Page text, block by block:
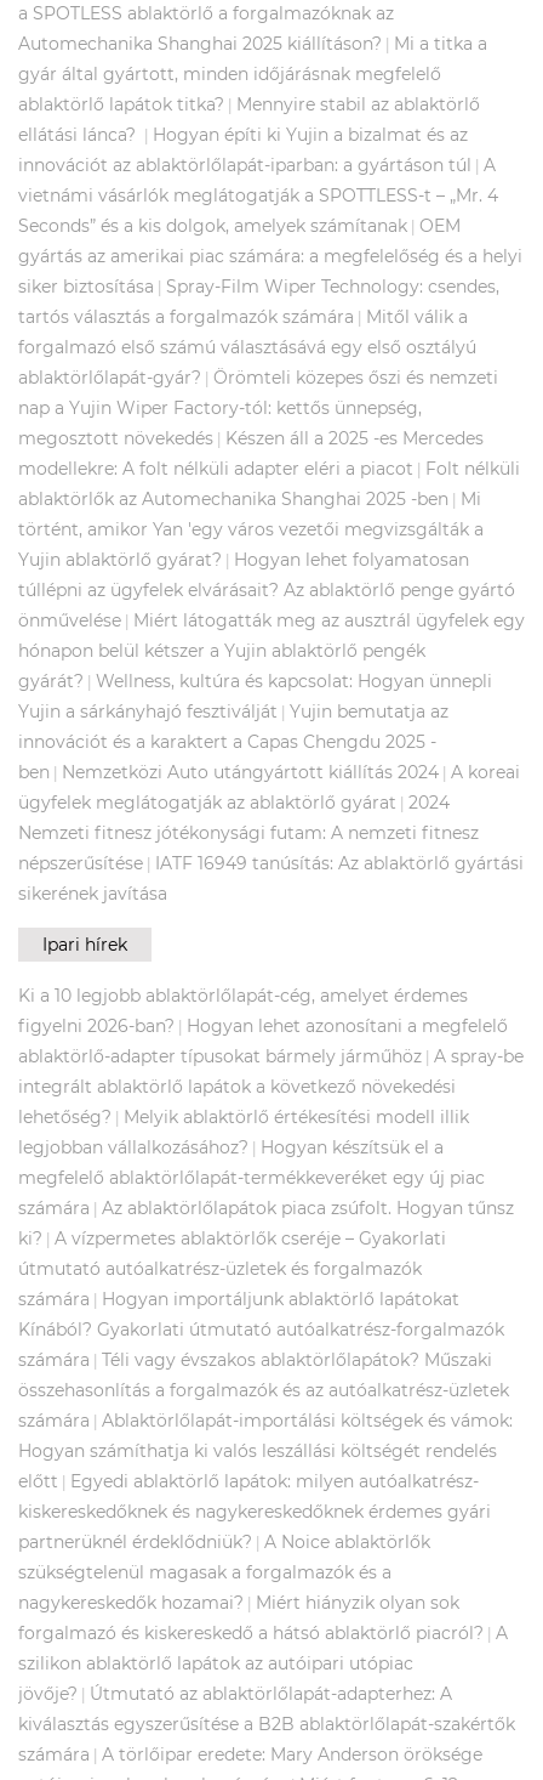
a SPOTLESS ablaktörlő a forgalmazóknak az
Automechanika Shanghai 2025 kiállításon?
Mi a titka a
gyár által gyártott, minden időjárásnak megfelelő
ablaktörlő lapátok titka?
Mennyire stabil az ablaktörlő
ellátási lánca?
Hogyan építi ki Yujin a bizalmat és az
innovációt az ablaktörlőlapát-iparban: a gyártáson túl
A
vietnámi vásárlók meglátogatják a SPOTTLESS-t – „Mr. 4
Seconds” és a kis dolgok, amelyek számítanak OEM
gyártás az amerikai piac számára: a megfelelőség és a helyi
siker biztosítása
Spray-Film Wiper Technology: csendes,
tartós választás a forgalmazók számára
Mitől válik a
forgalmazó első számú választásává egy első osztályú
ablaktörlőlapát-gyár?
Örömteli közepes őszi és nemzeti
nap a Yujin Wiper Factory-tól: kettős ünnepség,
megosztott növekedés
Készen áll a 2025 -es Mercedes
modellekre: A folt nélküli adapter eléri a piacot
Folt nélküli
ablaktörlők az Automechanika Shanghai 2025 -ben
Mi
történt, amikor Yan 'egy város vezetői megvizsgálták a
Yujin ablaktörlő gyárat?
Hogyan lehet folyamatosan
túllépni az ügyfelek elvárásait? Az ablaktörlő penge gyártó
önművelése
Miért látogatták meg az ausztrál ügyfelek egy
hónapon belül kétszer a Yujin ablaktörlő pengék
gyárát?
Wellness, kultúra és kapcsolat: Hogyan ünnepli
Yujin a sárkányhajó fesztiválját
Yujin bemutatja az
innovációt és a karaktert a Capas Chengdu 2025 -
ben
Nemzetközi Auto utángyártott kiállítás 2024 A koreai
ügyfelek meglátogatják az ablaktörlő gyárat
2024
Nemzeti fitnesz jótékonysági futam: A nemzeti fitnesz
népszerűsítése
IATF 16949 tanúsítás: Az ablaktörlő gyártási
sikerének javítása
Ipari hírek
Ki a 10 legjobb ablaktörlőlapát-cég, amelyet érdemes
figyelni 2026-ban?
Hogyan lehet azonosítani a megfelelő
ablaktörlő-adapter típusokat bármely járműhöz A spray-be
integrált ablaktörlő lapátok a következő növekedési
lehetőség?
Melyik ablaktörlő értékesítési modell illik
legjobban vállalkozásához?
Hogyan készítsük el a
megfelelő ablaktörlőlapát-termékkeveréket egy új piac
számára
Az ablaktörlőlapátok piaca zsúfolt. Hogyan tűnsz
ki?
A vízpermetes ablaktörlők cseréje – Gyakorlati
útmutató autóalkatrész-üzletek és forgalmazók
számára
Hogyan importáljunk ablaktörlő lapátokat
Kínából? Gyakorlati útmutató autóalkatrész-forgalmazók
számára
Téli vagy évszakos ablaktörlőlapátok? Műszaki
összehasonlítás a forgalmazók és az autóalkatrész-üzletek
számára
Ablaktörlőlapát-importálási költségek és vámok:
Hogyan számíthatja ki valós leszállási költségét rendelés
előtt
Egyedi ablaktörlő lapátok: milyen autóalkatrész-
kiskereskedőknek és nagykereskedőknek érdemes gyári
partnerüknél érdeklődniük?
A Noice ablaktörlők
szükségtelenül magasak a forgalmazók és a
nagykereskedők hozamai?
Miért hiányzik olyan sok
forgalmazó és kiskereskedő a hátsó ablaktörlő piacról?
A
szilikon ablaktörlő lapátok az autóipari utópiac
jövője?
Útmutató az ablaktörlőlapát-adapterhez: A
kiválasztás egyszerűsítése a B2B ablaktörlőlapát-szakértők
számára
A törlőipar eredete: Mary Anderson öröksége